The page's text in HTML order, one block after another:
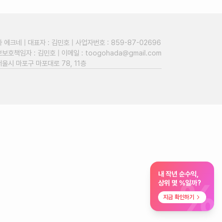
에크네 | 대표자 : 김민호 | 사업자번호 : 859-87-02696
보호책임자 : 김민호 | 이메일 : toogohada@gmail.com
울시 마포구 마포대로 78, 11층
%
내 작년 순수익,
상위 몇 %일까?
지금 확인하기